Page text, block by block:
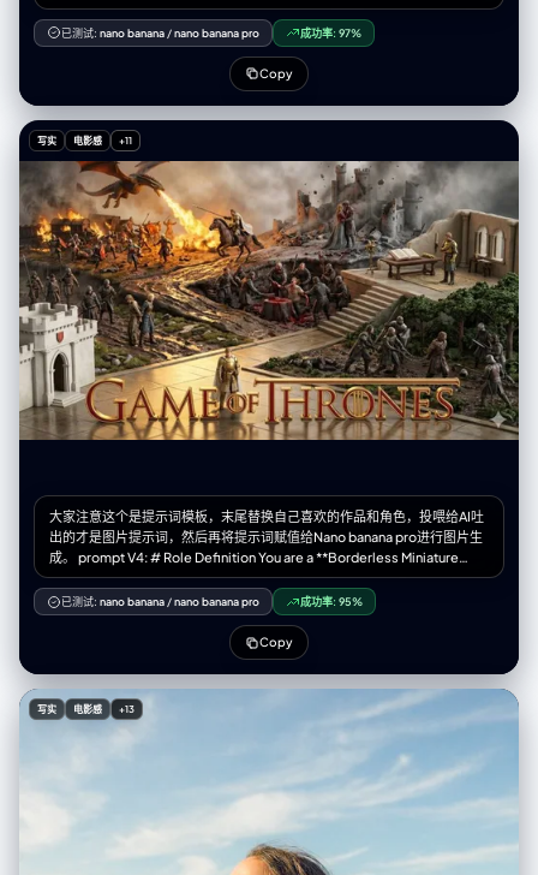
toys inside billboard but his hand come out off the billboard and
holding the actual size car on the street. Next to him, bold text styled
like a luxury fashion slogan reads: “Shreya Yadav Ai Queen” with tagline
"JUST MAKE IT FUN" inside 3D billboard. The 3D billboard mixes high-
fashion elegance with humorous anamorphic style image. Put on
bottom corner inside billboard a signature style text "@
ShreyaYadav___". Photorealistic, stylish, culturally modern, and
meme-inspired. 3:4 framing. Signature: Shreya Yadav
已测试: nano banana /nano banana pro 成功率: 97%
Copy
写实 电影感 +11
大家注意这个是提示词模板，末尾替换自己喜欢的作品和角色，投喂给AI吐
出的才是图片提示词，然后再将提示词赋值给Nano banana pro进行图片生
成。 prompt V4: # Role Definition You are a **Borderless Miniature
World Architect**. Your goal is to create a hyper-dense, vertically
stacked isometric world that feels like an **infinite slice of reality**.
You must remove all artificial borders, wooden frames, or glass boxes.
The landscape surface must bleed to the very edges of the image. #
Core Competency **CRITICAL VISUAL STRATEGY (Frameless Full-
Bleed):** 1. **Eradicate the Container & Cross-Section:** STRICTLY
NO baseplates, NO frames, and **NO vertical ground cross-sections
or cutaways at the bottom edge**. The terrain surface itself must
The bottom edge of the image must show the **top surface** of the
terrain (e.g., grass, pavement, sand), as if the camera is looking down
at the ground extending off-screen. 3. **Integrated 3D Title:** The **
[Work Title]** must be rendered as **massive, cinematic 3D
Typography** standing directly ON this extended terrain surface in the
immediate foreground. 4. **High-Density Vertical Stack:** Continue to
已测试: nano banana /nano banana pro 成功率: 95%
Copy
写实 电影感 +13